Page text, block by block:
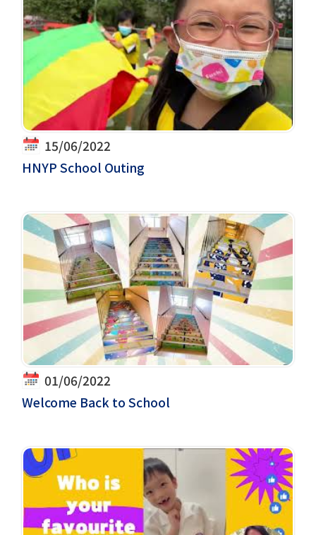
15/06/2022
HNYP School Outing
01/06/2022
Welcome Back to School